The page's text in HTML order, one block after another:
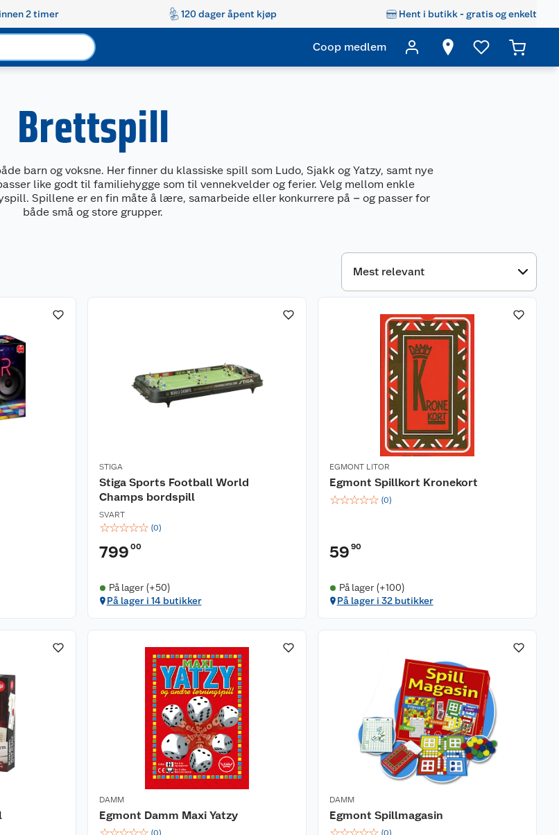
2 timer 120 dager åpent kjøp Hent i butikk - gratis og enkelt
Coop medlem
Brettspill
barn og voksne. Her finner du klassiske spill som Ludo, Sjakk og Yatzy, samt nye
like godt til familiehygge som til vennekvelder og ferier. Velg mellom enkle
Spillene er en fin måte å lære, samarbeide eller konkurrere på – og passer for
både små og store grupper.
STIGA
Stiga Sports Football World
Champs bordspill
SVART
☆☆☆☆☆ (0)
799 00
På lager (+50)
På lager i 14 butikker
EGMONT LITOR
Egmont Spillkort Kronekort
☆☆☆☆☆ (0)
59 90
På lager (+100)
På lager i 32 butikker
DAMM
Egmont Damm Maxi Yatzy
(0)
DAMM
Egmont Spillmagasin
(0)